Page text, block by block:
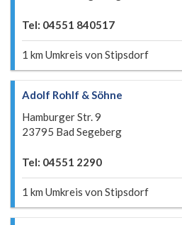
Tel: 04551 840517
1 km Umkreis von Stipsdorf
Adolf Rohlf & Söhne
Hamburger Str. 9
23795 Bad Segeberg
Tel: 04551 2290
1 km Umkreis von Stipsdorf